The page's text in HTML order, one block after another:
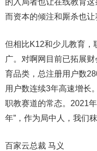
的入局者也让在线教育
而资本的倾注和厮杀也让
但相比K12和少儿教育，
广。对啊网目前已拓展
育品类，总注册用户数
用户数连续3年高速增长
职教赛道的常态。2021
年”，作为局中人，我们
百家云总裁 马义